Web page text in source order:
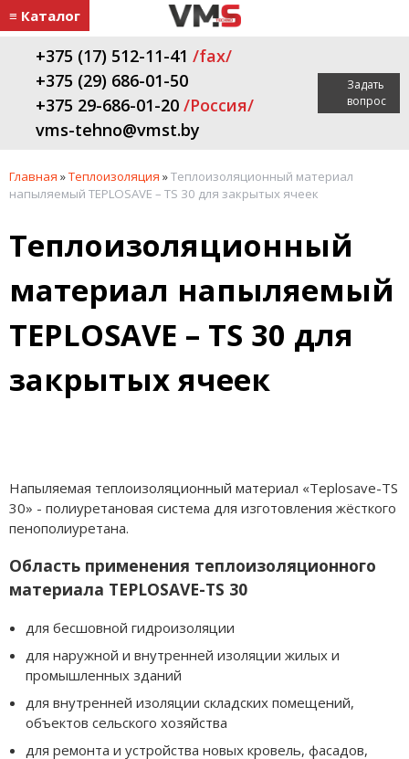
≡ Каталог
+375 (17) 512-11-41 /fax/
+375 (29) 686-01-50
+375 29-686-01-20 /Россия/
vms-tehno@vmst.by
Задать
вопрос
Главная »Теплоизоляция »Теплоизоляционный материал
напыляемый ТEPLOSAVE – TS 30 для закрытых ячеек
Теплоизоляционный
материал напыляемый
ТEPLOSAVE – TS 30 для
закрытых ячеек
Напыляемая теплоизоляционный материал «Teplosave-TS
30» - полиуретановая система для изготовления жёсткого
пенополиуретана.
Область применения теплоизоляционного
материала ТEPLOSAVE-TS 30
для бесшовной гидроизоляции
для наружной и внутренней изоляции жилых и
промышленных зданий
для внутренней изоляции складских помещений,
объектов сельского хозяйства
для ремонта и устройства новых кровель, фасадов,